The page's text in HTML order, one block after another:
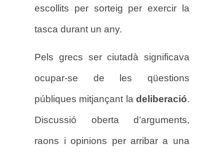
escollits per sorteig per exercir la
tasca durant un any.
Pels grecs ser ciutadà significava
ocupar-se de les qüestions
públiques mitjançant la deliberació.
Discussió oberta d’arguments,
raons i opinions per arribar a una